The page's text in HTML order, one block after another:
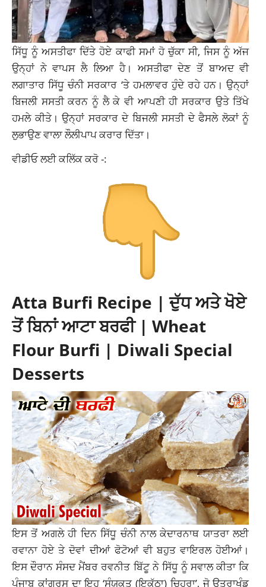
ਸਿੱਧੂ ਨੂੰ ਅਸਤੀਫਾ ਦਿੱਤੇ ਹੋਏ ਕਾਫੀ ਸਮਾਂ ਹੋ ਚੁੱਕਾ ਸੀ, ਜਿਸ ਨੂੰ ਅੱਜ
ਉਨ੍ਹਾਂ ਨੇ ਵਾਪਸ ਲੈ ਲਿਆ ਹੈ। ਅਸਤੀਫਾ ਦੇਣ ਤੋਂ ਬਾਅਦ ਵੀ
ਲਗਾਤਾਰ ਸਿੱਧੂ ਚੰਨੀ ਸਰਕਾਰ ‘ਤੇ ਹਮਲਾਵਰ ਹੁੰਦੇ ਰਹੇ ਹਨ। ਉਨ੍ਹਾਂ
ਬਿਜਲੀ ਸਸਤੀ ਕਰਨ ਨੂੰ ਲੈ ਕੇ ਵੀ ਆਪਣੀ ਹੀ ਸਰਕਾਰ ਉਤੇ ਤਿੱਖੇ
ਹਮਲੇ ਕੀਤੇ। ਉਨ੍ਹਾਂ ਸਰਕਾਰ ਦੇ ਬਿਜਲੀ ਸਸਤੀ ਦੇ ਫੈਸਲੇ ਲੋਕਾਂ ਨੂੰ
ਲੁਭਾਉਣ ਵਾਲਾ ਲੌਲੀਪਾਪ ਕਰਾਰ ਦਿੱਤਾ।
ਵੀਡੀਓ ਲਈ ਕਲਿੱਕ ਕਰੋ -:
Atta Burfi Recipe | ਦੁੱਧ ਅਤੇ ਖੋਏ
ਤੋਂ ਬਿਨਾਂ ਆਟਾ ਬਰਫੀ | Wheat
Flour Burfi | Diwali Special
Desserts
ਇਸ ਤੋਂ ਅਗਲੇ ਹੀ ਦਿਨ ਸਿੱਧੂ ਚੰਨੀ ਨਾਲ ਕੇਦਾਰਨਾਥ ਯਾਤਰਾ ਲਈ
ਰਵਾਨਾ ਹੋਏ ਤੇ ਦੋਵਾਂ ਦੀਆਂ ਫੋਟੋਆਂ ਵੀ ਬਹੁਤ ਵਾਇਰਲ ਹੋਈਆਂ।
ਇਸ ਦੌਰਾਨ ਸੰਸਦ ਮੈਂਬਰ ਰਵਨੀਤ ਬਿੱਟੂ ਨੇ ਸਿੱਧੂ ਨੂੰ ਸਵਾਲ ਕੀਤਾ ਕਿ
ਪੰਜਾਬ ਕਾਂਗਰਸ ਦਾ ਇਹ ‘ਸੰਯੁਕਤ (ਇਕੱਠਾ) ਚਿਹਰਾ’, ਜੋ ਉਤਰਾਖੰਡ